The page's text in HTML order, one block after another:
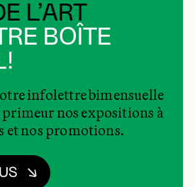
L’ART
BOÎTE
infolettre bimensuelle
nos expositions à
et nos promotions.